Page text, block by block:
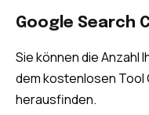
Google Search
Sie können die Anzahl
dem kostenlosen Tool
herausfinden.